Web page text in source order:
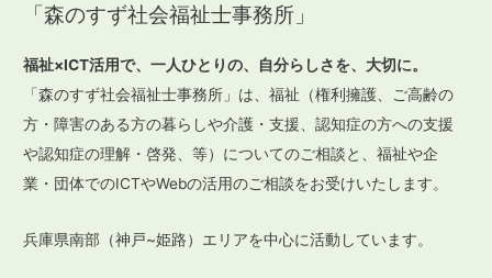
ナ
ビ
ゲ
ー
シ
ョ
ン
「森のすず社会福祉士事務所」
福祉×ICT活用で、一人ひとりの、自分らしさを、大切に。
「森のすず社会福祉士事務所」は、福祉（権利擁護、ご高齢の
方・障害のある方の暮らしや介護・支援、認知症の方への支援
や認知症の理解・啓発、等）についてのご相談と、福祉や企
業・団体でのICTやWebの活用のご相談をお受けいたします。
兵庫県南部（神戸~姫路）エリアを中心に活動しています。